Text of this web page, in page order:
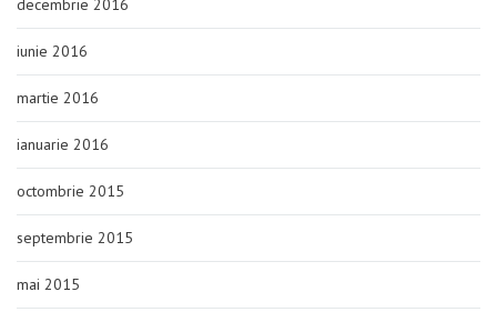
iunie 2016
martie 2016
ianuarie 2016
octombrie 2015
septembrie 2015
mai 2015